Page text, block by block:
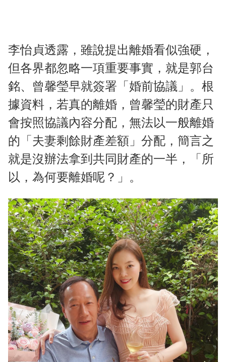
李怡貞透露，雖說提出離婚看似強硬，
但各界都忽略一項重要事實，就是郭台
銘、曾馨瑩早就簽署「婚前協議」。根
據資料，若真的離婚，曾馨瑩的財產只
會按照協議內容分配，無法以一般離婚
的「夫妻剩餘財產差額」分配，簡言之
就是沒辦法拿到共同財產的一半，「所
以，為何要離婚呢？」。